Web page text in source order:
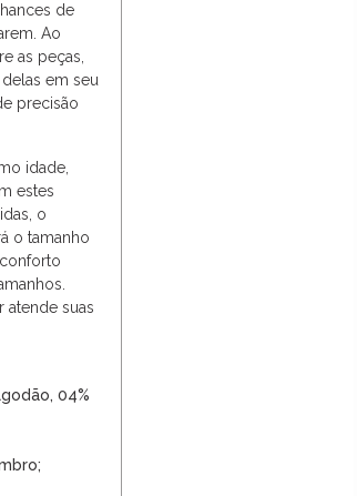
de
Ao
as peças,
em seu
precisão
idade,
estes
o
o tamanho
suas
04%